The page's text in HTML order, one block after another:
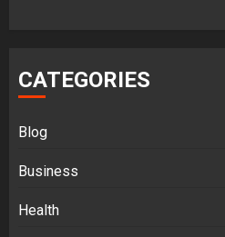
CATEGORIES
Blog
Business
Health